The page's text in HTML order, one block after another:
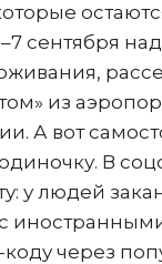
над
из
А вот
В
у людей
через